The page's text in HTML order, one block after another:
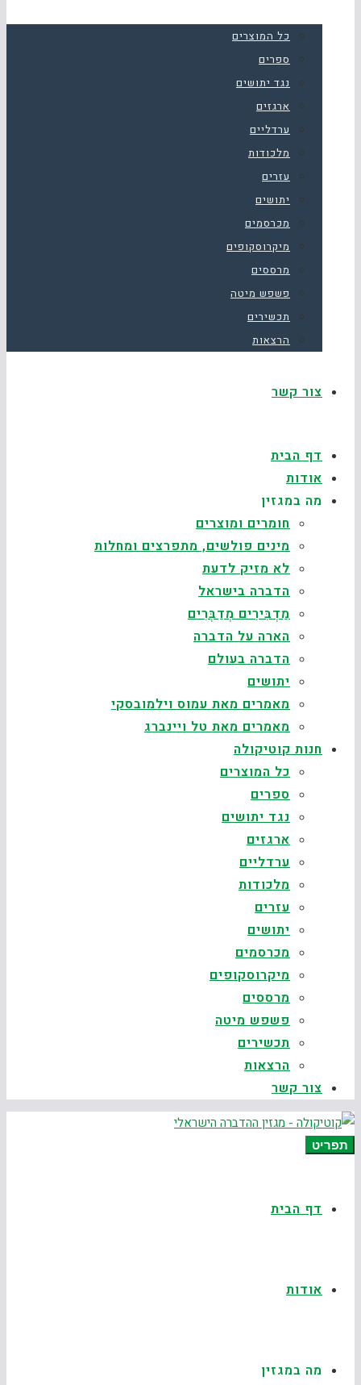
כל המוצרים
ספרים
נגד יתושים
ארגזים
ערדליים
מלכודות
עזרים
יתושים
מכרסמים
מיקרוסקופים
מרססים
פשפש מיטה
תכשירים
הרצאות
צור קשר
דף הבית
אודות
מה במגזין
חומרים ומוצרים
מינים פולשים, מתפרצים ומחלות
לא מזיק לדעת
הדברה בישראל
מַדְבִּירִים מְדַבְּרִים
הארה על הדברה
הדברה בעולם
יתושים
מאמרים מאת עמוס וילמובסקי
מאמרים מאת טל ויינברג
חנות קוטיקולה
כל המוצרים
ספרים
נגד יתושים
ארגזים
ערדליים
מלכודות
עזרים
יתושים
מכרסמים
מיקרוסקופים
מרססים
פשפש מיטה
תכשירים
הרצאות
צור קשר
תפריט
דף הבית
אודות
מה במגזין